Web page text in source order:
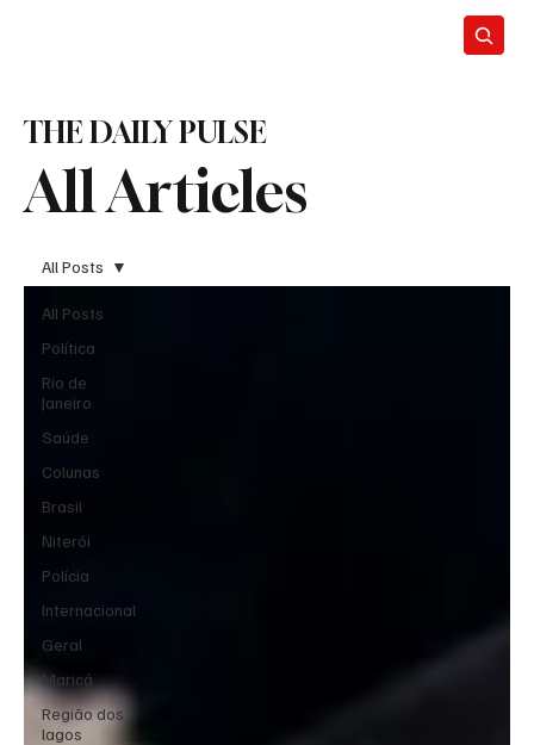
All Articles
THE DAILY PULSE
All Posts
Política
Rio de
Janeiro
Saúde
Colunas
Brasil
Niterói
Polícia
Internacional
Geral
Maricá
Região dos
lagos
All Posts